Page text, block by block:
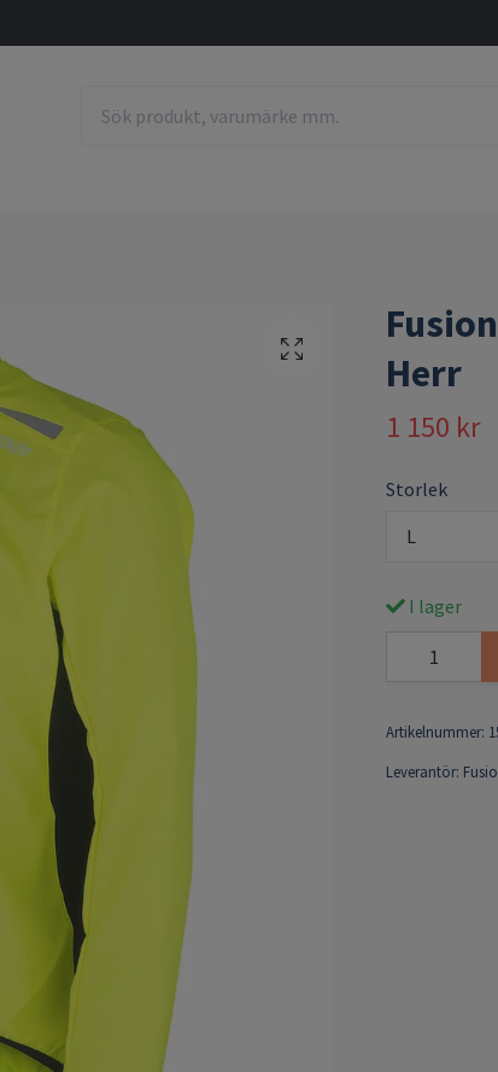
Herr
1 150 kr
Storlek
L
I lager
Artikelnummer:
Leverantör: